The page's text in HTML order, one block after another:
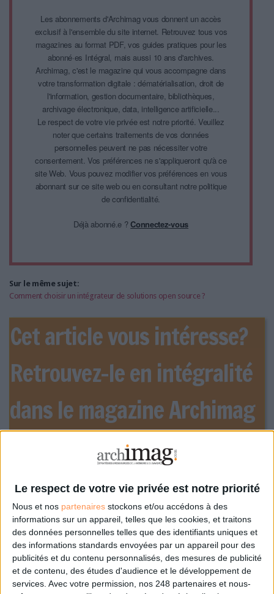
Le respect de votre vie privée est notre priorité
Nous et nos partenaires stockons et/ou accédons à des
informations sur un appareil, telles que les cookies, et traitons
des données personnelles telles que des identifiants uniques et
des informations standards envoyées par un appareil pour des
publicités et du contenu personnalisés, des mesures de publicité
et de contenu, des études d'audience et le développement de
services. Avec votre permission, nos 248 partenaires et nous-
Les abonnements d'Archimag vous donnent un accès
exclusif à l'ensemble du site internet. Retrouvez tous vos
magazines au format PDF, vos guides pratiques pour les
abonné·es Intégral, mais aussi 10 ans d'archives.
Archimag, c'est le magazine qui vous accompagne dans
votre transformation digitale : dématérialisation, droit de
l'information, gestion documentaire, bibliothèques,
archivage électronique, data, intelligence artificielle...
Le respect de votre vie privée est notre priorité. Veuillez
noter que certains traitements de vos données
personnelles peuvent ne pas nécessiter votre
consentement. Vos préférences ne s'appliqueront qu'à ce
site Web. Vous pouvez modifier vos préférences en vous
abonnant sur ce site web ou en consultant notre politique
de confidentialité.
Déjà abonné.e ?Connectez-vous
Sur le même sujet:
Comment choisir un intégrateur de solutions open source ?
Cet article vous intéresse?
Retrouvez-le en intégralité
dans le magazine Archimag